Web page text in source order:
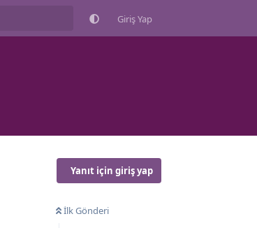
Giriş Yap
Yanıt için giriş yap
İlk Gönderi